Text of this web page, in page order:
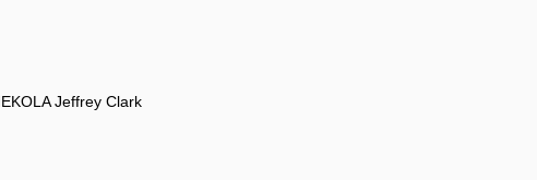
Jeffrey Clark